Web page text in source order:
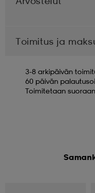
Toimitus ja
3-8 arkipäivän
60 päivän
Toimitetaan